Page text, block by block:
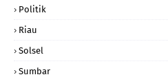
Politik
Riau
Solsel
Sumbar